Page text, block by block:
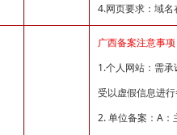
4.网页要求：域
广西备案注意事项
1.个人网站：需
受以虚假信息进
2. 单位备案：A